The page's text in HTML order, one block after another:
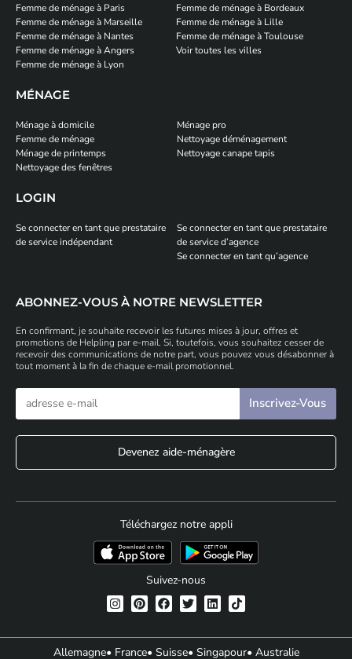
Femme de ménage à Paris
Femme de ménage à Marseille
Femme de ménage à Nantes
Femme de ménage à Angers
Femme de ménage à Lyon
Femme de ménage à Bordeaux
Femme de ménage à Lille
Femme de ménage à Toulouse
Voir toutes les villes
MÉNAGE
Ménage à domicile
Femme de ménage
Ménage de printemps
Nettoyage des fenêtres
Ménage pro
Nettoyage déménagement
Nettoyage canape tapis
LOGIN
Se connecter en tant que prestataire
de service indépendant
Se connecter en tant que prestataire
de service d’agence
Se connecter en tant qu’agence
ABONNEZ-VOUS À NOTRE NEWSLETTER
En confirmant, je souhaite recevoir les futures mises à jour, offres et
promotions de Helpling par e-mail. Si, toutefois, vous souhaitez cesser de
recevoir des communications de notre part, vous pouvez vous désabonner à
tout moment à la fin de chaque e-mail promotionnel.
Devenez aide-ménagère
Téléchargez notre appli
Suivez-nous
Allemagne• France• Suisse• Singapour• Australie